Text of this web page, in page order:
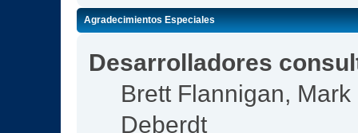
Agradecimientos Especiales
Desarrolladores
Brett Flannigan,
Deberdt